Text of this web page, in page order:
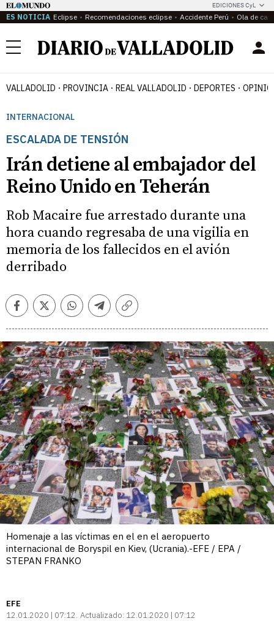
EDICIONES CyL
ES NOTICIA Eclipse Recomendaciones eclipse Accidente Perú Ola de
Menú
VALLADOLID PROVINCIA REAL VALLADOLID DEPORTES
INTERNACIONAL
ESCALADA DE TENSIÓN
Irán detiene al embajador del
Reino Unido en Teherán
Rob Macaire fue arrestado durante una
hora cuando regresaba de una vigilia en
memoria de los fallecidos en el avión
derribado
FacebookTwitterWhatsappTelegramCopiar
Homenaje a las víctimas en el en el aeropuerto
internacional de Boryspil en Kiev, (Ucrania).-EFE / EPA /
STEPAN FRANKO
EFE
12.01.2020 | 07:12 Actualizado: 12.01.2020 | 07:12